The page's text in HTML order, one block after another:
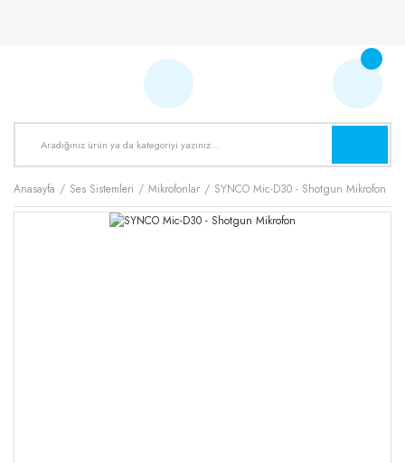
Anasayfa Ses Sistemleri Mikrofonlar SYNCO Mic-D30 - Shotgun Mikrofon